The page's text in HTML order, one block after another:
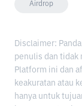
Airdrop
Disclaimer:
penulis dan tidak
Platform ini dan
keakuratan atau
hanya untuk